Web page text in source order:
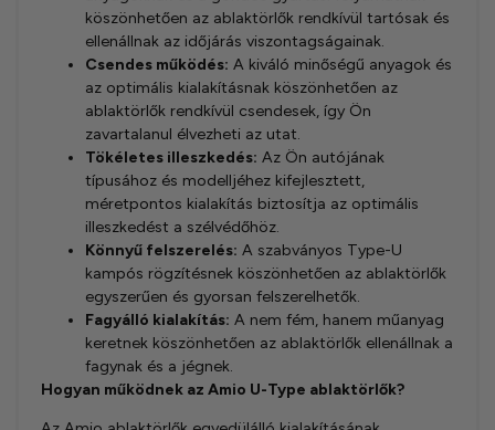
köszönhetően az ablaktörlők rendkívül tartósak és
ellenállnak az időjárás viszontagságainak.
Csendes működés: A kiváló minőségű anyagok és
az optimális kialakításnak köszönhetően az
ablaktörlők rendkívül csendesek, így Ön
zavartalanul élvezheti az utat.
Tökéletes illeszkedés: Az Ön autójának
típusához és modelljéhez kifejlesztett,
méretpontos kialakítás biztosítja az optimális
illeszkedést a szélvédőhöz.
Könnyű felszerelés: A szabványos Type-U
kampós rögzítésnek köszönhetően az ablaktörlők
egyszerűen és gyorsan felszerelhetők.
Fagyálló kialakítás: A nem fém, hanem műanyag
keretnek köszönhetően az ablaktörlők ellenállnak a
fagynak és a jégnek.
Hogyan működnek az Amio U-Type ablaktörlők?